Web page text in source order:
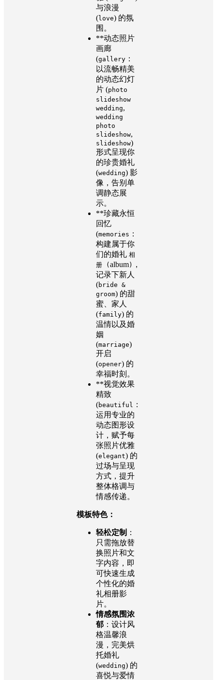
与浪漫
(love) 的氛
围。
**动态照片
画廊
(gallery ：
以流畅精美
的动态幻灯
片 (photo
slideshow
wedding,
wedding
photo
slideshow,
slideshow)
形式呈现你
的珍贵婚礼
(wedding) 影
像，告别单
调静态展
示。
**珍藏永恒
回忆
(memories ：
构建属于你
们的婚礼 相
册 (album)
，
记录下新人
(bride &
groom) 的甜
蜜、家人
(family) 的
温情以及婚
姻
(marriage)
开启
(opener) 的
幸福时刻。
**视觉效果
精致
(beautiful
：
运用专业的
动态图形设
计，赋予每
张照片优雅
(elegant) 的
过场与呈现
方式，提升
整体格调与
情感传递。
模板特色：
轻松定制 ：
只需拖放替
换照片和文
字内容，即
可快速生成
个性化的婚
礼相册影
片。
情感氛围浓
郁 ：设计风
格温馨浪
漫，完美烘
托婚礼
(wedding) 的
喜悦与爱情